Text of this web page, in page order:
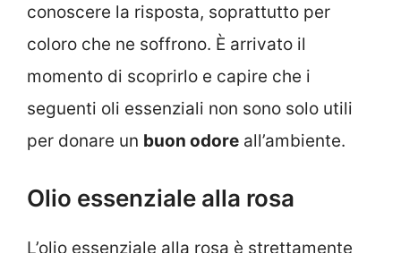
conoscere la risposta, soprattutto per
coloro che ne soffrono. È arrivato il
momento di scoprirlo e capire che i
seguenti oli essenziali non sono solo utili
per donare un buon odore all’ambiente.
Olio essenziale alla rosa
L’olio essenziale alla rosa è strettamente